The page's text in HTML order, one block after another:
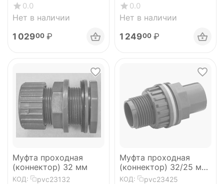
0.0
Нет в наличии
1 02900 ₽
0.0
Нет в наличии
1 24900 ₽
Муфта проходная
(коннектор) 32 мм
КОД: pvc23132
Муфта проходная
(коннектор) 32/25 мм
Plimat
КОД: pvc23425